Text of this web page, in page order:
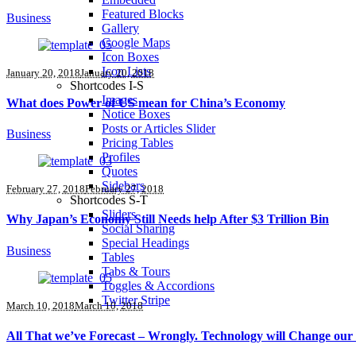
Featured Blocks
Gallery
Google Maps
Icon Boxes
Icon Lists
Shortcodes I-S
Images
Notice Boxes
Posts or Articles Slider
Pricing Tables
Profiles
Quotes
Sidebars
Shortcodes S-T
Sliders
Social Sharing
Special Headings
Tables
Tabs & Tours
Toggles & Accordions
Twitter Stripe
Business
January 20, 2018January 20, 2018
What does Power of US mean for China’s Economy
Business
February 27, 2018February 27, 2018
Why Japan’s Economy Still Needs help After $3 Trillion Bin
Business
March 10, 2018March 10, 2018
All That we’ve Forecast – Wrongly. Technology will Change our